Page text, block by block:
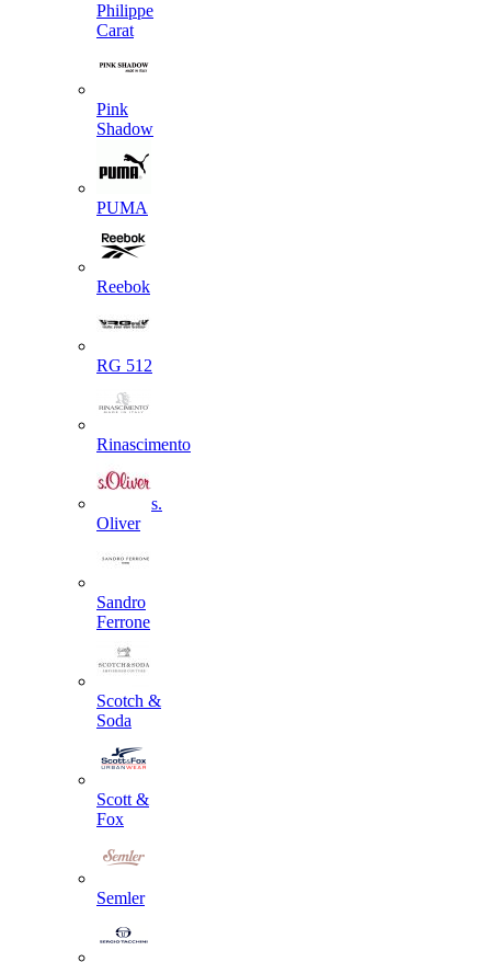
Philippe
Carat
Pink
Shadow
PUMA
Reebok
RG 512
Rinascimento
s.
Oliver
Sandro
Ferrone
Scotch &
Soda
Scott &
Fox
Semler